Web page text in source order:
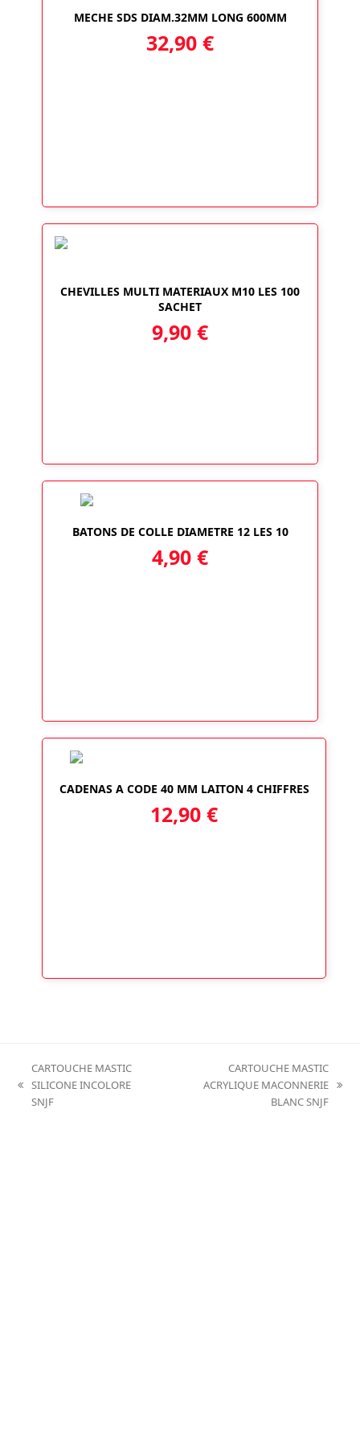
MECHE SDS DIAM.32MM LONG 600MM
32,90 €
CHEVILLES MULTI MATERIAUX M10 LES 100
SACHET
9,90 €
BATONS DE COLLE DIAMETRE 12 LES 10
4,90 €
CADENAS A CODE 40 MM LAITON 4 CHIFFRES
12,90 €
previous
post:
CARTOUCHE MASTIC
SILICONE INCOLORE
SNJF
CARTOUCHE MASTIC
ACRYLIQUE MACONNERIE
BLANC SNJF